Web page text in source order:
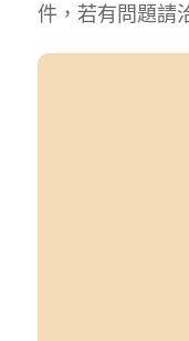
件，若有問題請